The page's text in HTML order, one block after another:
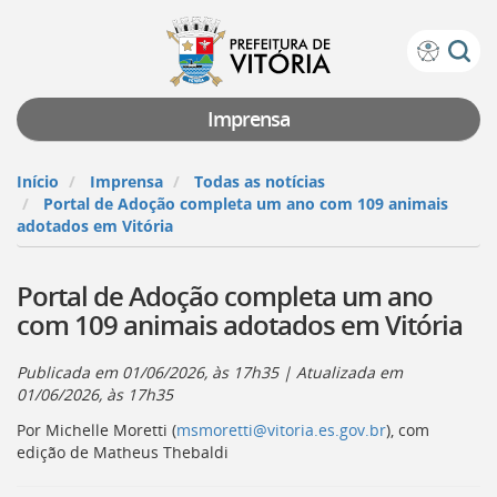
Prefeitura
Vitória
teclado:
para
a
página
de
de
acessibilidade
[]
para
a
página
inicial
do
Imprensa
Início Imprensa
Todas as notícias
Portal de Adoção completa um ano com 109 animais
adotados em Vitória
Portal de Adoção completa um ano
com 109 animais adotados em Vitória
Publicada em 01/06/2026, às 17h35| Atualizada em
01/06/2026, às 17h35
Por Michelle Moretti (msmoretti@vitoria.es.gov.br), com
edição de Matheus Thebaldi